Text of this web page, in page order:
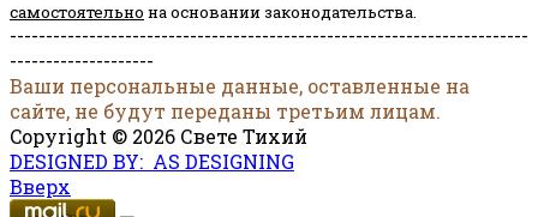
самостоятельно на основании законодательства.
------------------------------------------------------------------------
--------------------
Ваши персональные данные, оставленные на
сайте, не будут переданы третьим лицам.
Copyright © 2026 Свете Тихий
DESIGNED BY: AS DESIGNING
Вверх